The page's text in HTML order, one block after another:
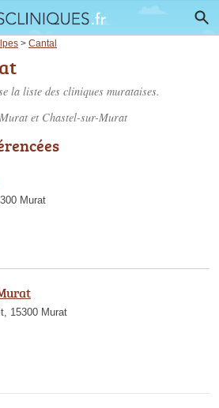
> Cantal
la liste des cliniques murataises.
et Chastel-sur-Murat
Murat
15300 Murat